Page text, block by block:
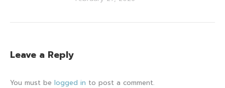
Leave a Reply
You must be logged in to post a comment.